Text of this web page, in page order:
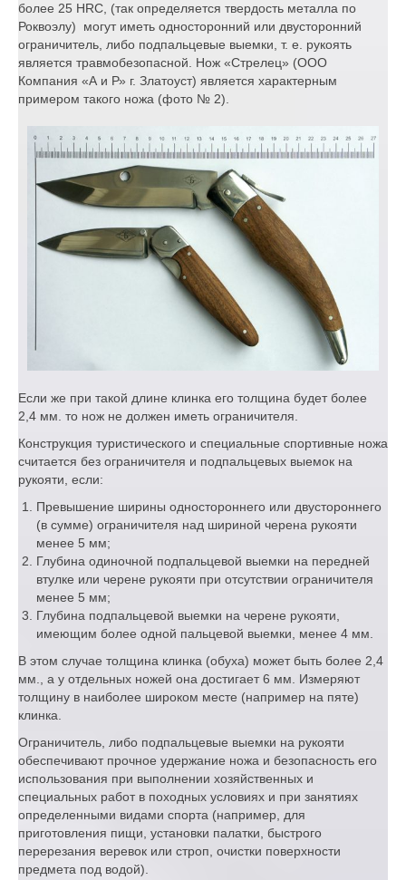
более 25 HRC, (так определяется твердость металла по
Роквоэлу) могут иметь односторонний или двусторонний
ограничитель, либо подпальцевые выемки, т. е. рукоять
является травмобезопасной. Нож «Стрелец» (ООО
Компания «А и Р» г. Златоуст) является характерным
примером такого ножа (фото № 2).
Если же при такой длине клинка его толщина будет более
2,4 мм. то нож не должен иметь ограничителя.
Конструкция туристического и специальные спортивные ножа
считается без ограничителя и подпальцевых выемок на
рукояти, если:
Превышение ширины одностороннего или двустороннего
(в сумме) ограничителя над шириной черена рукояти
менее 5 мм;
Глубина одиночной подпальцевой выемки на передней
втулке или черене рукояти при отсутствии ограничителя
менее 5 мм;
Глубина подпальцевой выемки на черене рукояти,
имеющим более одной пальцевой выемки, менее 4 мм.
В этом случае толщина клинка (обуха) может быть более 2,4
мм., а у отдельных ножей она достигает 6 мм. Измеряют
толщину в наиболее широком месте (например на пяте)
клинка.
Ограничитель, либо подпальцевые выемки на рукояти
обеспечивают прочное удержание ножа и безопасность его
использования при выполнении хозяйственных и
специальных работ в походных условиях и при занятиях
определенными видами спорта (например, для
приготовления пищи, установки палатки, быстрого
перерезания веревок или строп, очистки поверхности
предмета под водой).